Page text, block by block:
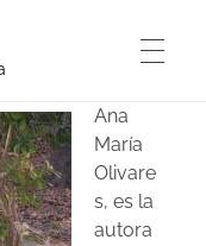
Ana
María
Olivare
s, es la
autora